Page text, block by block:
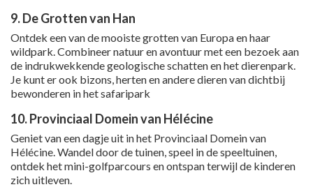
9. De Grotten van Han
Ontdek een van de mooiste grotten van Europa en haar
wildpark. Combineer natuur en avontuur met een bezoek aan
de indrukwekkende geologische schatten en het dierenpark.
Je kunt er ook bizons, herten en andere dieren van dichtbij
bewonderen in het safaripark
10. Provinciaal Domein van Hélécine
Geniet van een dagje uit in het Provinciaal Domein van
Hélécine. Wandel door de tuinen, speel in de speeltuinen,
ontdek het mini-golfparcours en ontspan terwijl de kinderen
zich uitleven.